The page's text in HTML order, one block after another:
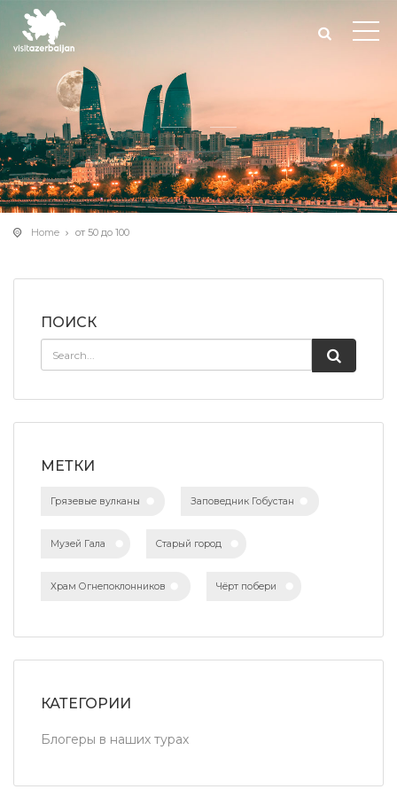
Home от 50 до 100
ПОИСК
МЕТКИ
Грязевые вулканы Заповедник Гобустан
Музей Гала Старый город
Храм Огнепоклонников Чёрт побери
КАТЕГОРИИ
Блогеры в наших турах